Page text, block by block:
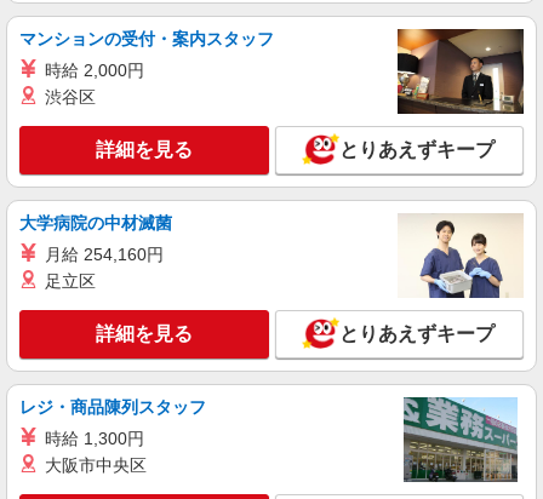
派遣社員
株式会社エクスプレス・エージェント/16688
29人乗りマイクロバスでのスイミングクラブ
時給1,800円 ※交通費は別途実費分支給！（条
件あり） ■研修期間について ※研修期間（2〜3日
程）は、時給1,500円（日収7,500円〜）となりま
す。
東京都大田区 ※原則、公共交通機関での通勤
となります。 東急池上線「池上駅」徒歩12分 東
急池上線「千鳥町駅」徒歩13分
詳細を見る
株式会社エクスプレス・エージェント/10816
1.35ｔ車での飲食店への鮮魚の配送ドライバー
時給2,050円 ※交通費は別途実費分支給！（条
件あり） ■研修期間について ※研修期間（2週間
程）は、時給1,800円（日収14,400円〜）となりま
東京都大田区 車通勤可／バイク通勤可 東京モ
ノレール「流通センター駅」車5分 東京モノレー
マンションの受付・案内スタッフ
時給 2,000円
渋谷区
詳細を見る とりあえずキープ
大学病院の中材滅菌
月給 254,160円
足立区
詳細を見る とりあえずキープ
レジ・商品陳列スタッフ
時給 1,300円
大阪市中央区